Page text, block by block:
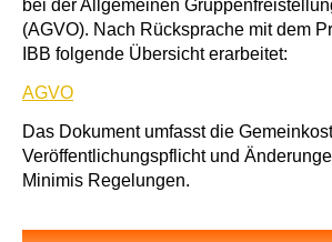
bei der Allgemeinen
(AGVO). Nach Rücksprache mit dem
IBB folgende Übersicht erarbeitet:
AGVO
Das Dokument umfasst die
Veröffentlichungspflicht und
Minimis Regelungen.